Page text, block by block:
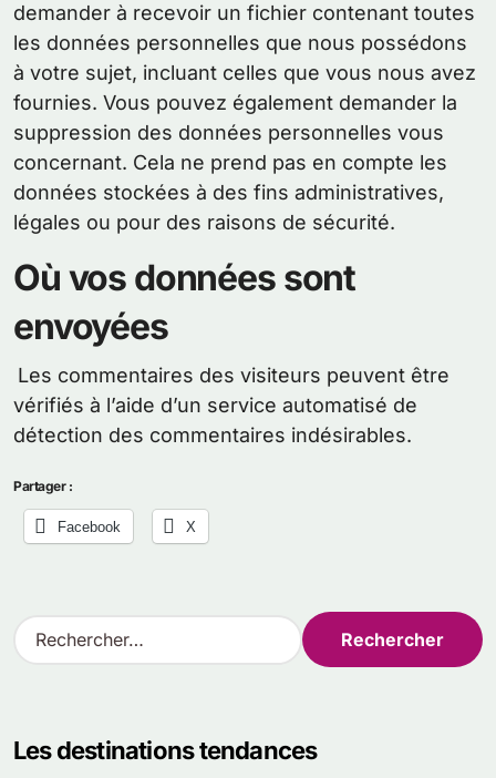
demander à recevoir un fichier contenant toutes
les données personnelles que nous possédons
à votre sujet, incluant celles que vous nous avez
fournies. Vous pouvez également demander la
suppression des données personnelles vous
concernant. Cela ne prend pas en compte les
données stockées à des fins administratives,
légales ou pour des raisons de sécurité.
Où vos données sont
envoyées
Les commentaires des visiteurs peuvent être
vérifiés à l’aide d’un service automatisé de
détection des commentaires indésirables.
Partager :
Facebook X
R
e
rLes destinations tendances